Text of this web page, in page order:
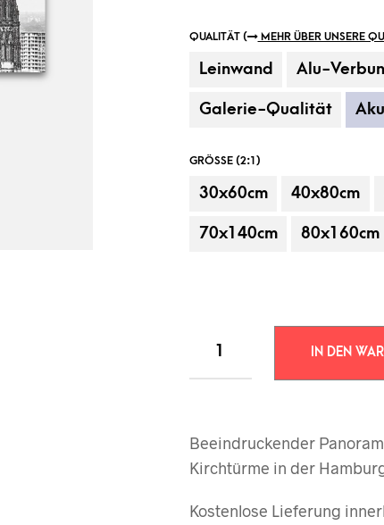
Beispielanbringung, Dekorationsartikel gehören nicht zum
QUALITÄT ( MEHR ÜBER UNSERE
Leinwand Alu-
Galerie-Qualität
GRÖSSE (2:1)
30x60cm 40x80cm
70x140cm 80x160cm
IN DEN
Beeindruckender
Kirchtürme in der
Kostenlose Lieferung